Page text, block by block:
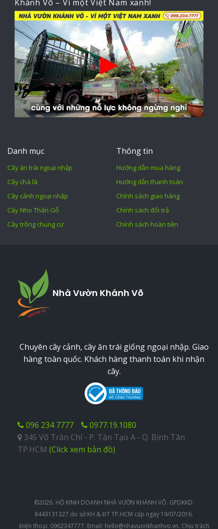
Khánh Võ – Vì một Việt Nam xanh!
Danh mục
Cây ăn trái ngoại nhập
Cây chà là
Cây cảnh ngoại nhập
Cây Nho Thân Gỗ
Cây trồng chung cư
Thông tin
Hướng dẫn mua hàng
Hướng dẫn thanh toán
Chính sách giao hàng
Chính sách đổi trả
Chính sách hoàn tiền
Nhà Vườn Khánh Võ
Chuyên cây cảnh, cây ăn trái giống ngoại nhập. Giao
hàng toàn quốc. Khách hàng thanh toán khi nhận
cây.
096 234 7777
0977.19.1080
345 Võ Trần Chí - P. Tân Tạo A - Q. Bình Tân
TP.HCM (Click xem bản đồ)
©2026. HỘ KINH DOANH NHÀ VƯỜN KHÁNH VÕ. GPDKKD:
8443131327 do sở KH & ĐT TP.HCM cấp ngày 19/07/2016.
Điện thoại: 0962347777. Email: hello@nhavuonkhanhvo.vn. Chịu trách